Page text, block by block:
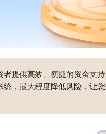
提供高效、便捷的资金支
，最大程度降低风险，让